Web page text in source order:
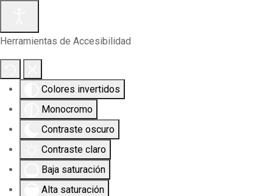
Herramientas de Accesibilidad
Colores invertidos
Monocromo
Contraste oscuro
Contraste claro
Baja saturación
Alta saturación